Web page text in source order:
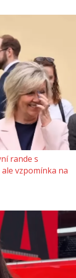
rande s
vzpomínka na